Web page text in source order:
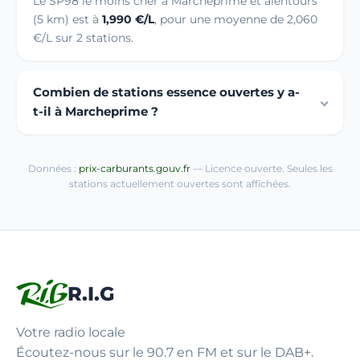
(5 km) est à 1,990 €/L, pour une moyenne de 2,060
€/L sur 2 stations.
Combien de stations essence ouvertes y a-
t-il à Marcheprime ?
Données : prix-carburants.gouv.fr— Licence ouverte. Seules les
stations actuellement ouvertes sont affichées.
R.I.G
Votre radio locale
Écoutez-nous sur le 90.7 en FM et sur le DAB+.